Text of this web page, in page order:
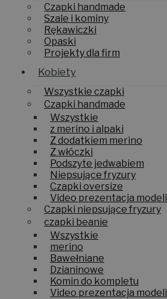
Czapki handmade
Szale i kominy
Rękawiczki
Opaski
Projekty dla firm
Kobiety
Wszystkie czapki
Czapki handmade
Wszystkie
z merino i alpaki
Z dodatkiem merino
Z włóczki
Podszyte jedwabiem
Niepsujące fryzury
Czapki oversize
Video prezentacja modeli
Czapki niepsujące fryzury
czapki beanie
Wszystkie
merino
Bawełniane
Dzianinowe
Komin do kompletu
Video prezentacja modeli